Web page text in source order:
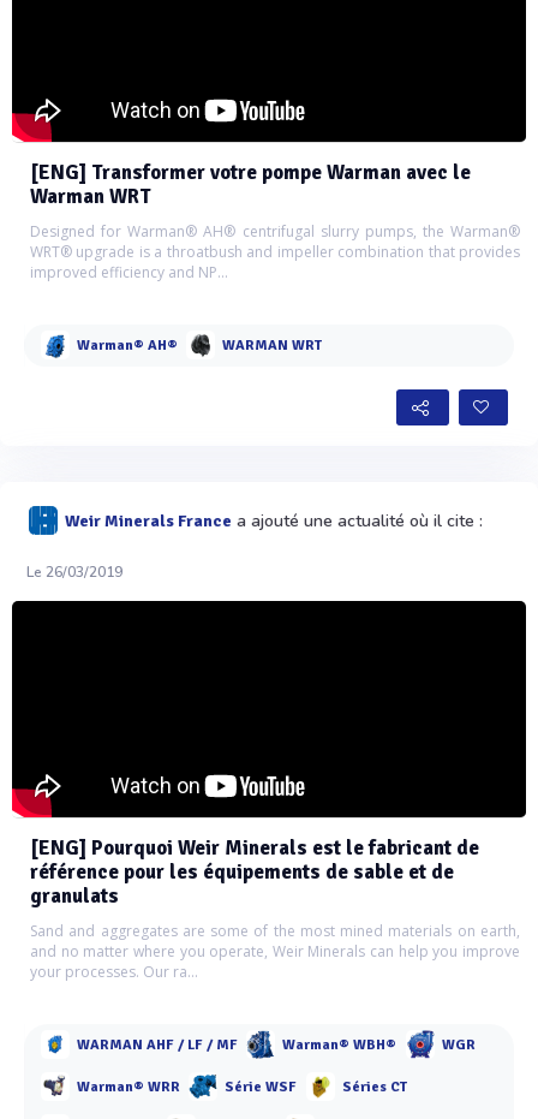
[ENG] Transformer votre pompe Warman avec le
Warman WRT
Designed for Warman® AH® centrifugal slurry pumps, the Warman®
WRT® upgrade is a throatbush and impeller combination that provides
improved efficiency and NP...
Warman® AH® WARMAN WRT
Weir Minerals France a ajouté une actualité où il cite :
Le 26/03/2019
[ENG] Pourquoi Weir Minerals est le fabricant de
référence pour les équipements de sable et de
granulats
Sand and aggregates are some of the most mined materials on earth,
and no matter where you operate, Weir Minerals can help you improve
your processes. Our ra...
WARMAN AHF / LF / MF Warman® WBH® WGR
Warman® WRR Série WSF Séries CT